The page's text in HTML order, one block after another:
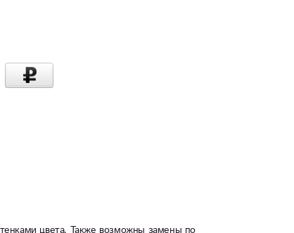
цвета. Также возможны замены по